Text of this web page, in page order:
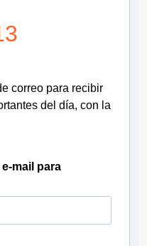
correo para recibir
del día, con la
mail para